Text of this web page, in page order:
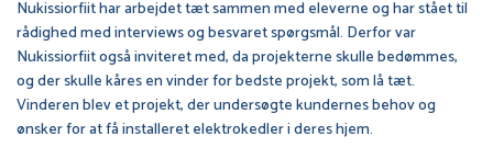
Nukissiorfiit har arbejdet tæt sammen med eleverne og har stået til
rådighed med interviews og besvaret spørgsmål. Derfor var
Nukissiorfiit også inviteret med, da projekterne skulle bedømmes,
og der skulle kåres en vinder for bedste projekt, som lå tæt.
Vinderen blev et projekt, der undersøgte kundernes behov og
ønsker for at få installeret elektrokedler i deres hjem.